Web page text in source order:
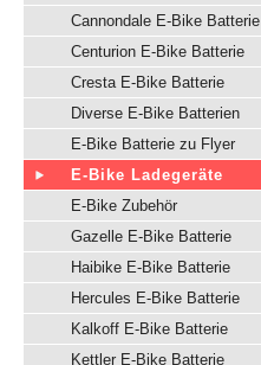
Cannondale E-Bike Batterie
Centurion E-Bike Batterie
Cresta E-Bike Batterie
Diverse E-Bike Batterien
E-Bike Batterie zu Flyer
E-Bike Ladegeräte
E-Bike Zubehör
Gazelle E-Bike Batterie
Haibike E-Bike Batterie
Hercules E-Bike Batterie
Kalkoff E-Bike Batterie
Kettler E-Bike Batterie